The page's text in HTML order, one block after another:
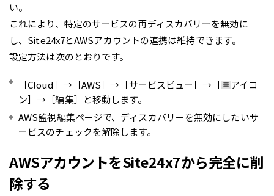
い。
これにより、特定のサービスの再ディスカバリーを無効に
し、Site24x7とAWSアカウントの連携は維持できます。
設定方法は次のとおりです。
［Cloud］→［AWS］→［サービスビュー］→［
アイコ
ン］→［編集］と移動します。
AWS監視編集ページで、ディスカバリーを無効にしたいサ
ービスのチェックを解除します。
AWSアカウントをSite24x7から完全に削
除する